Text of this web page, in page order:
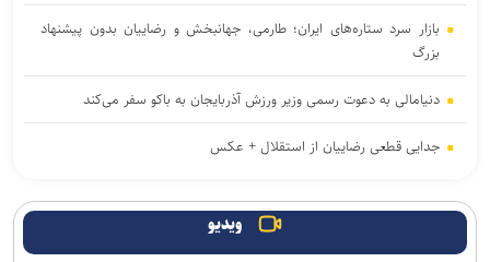
بازار سرد ستاره‌های ایران؛ طارمی، جهانبخش و رضاییان بدون پیشنهاد
بزرگ
دنیامالی به دعوت رسمی وزیر ورزش آذربایجان به باکو سفر می‌کند
جدایی قطعی رضاییان از استقلال + عکس
ابهامات یک بیانیه؛ از پاسخ مبهم فیفا در مورد اندونگ تا استعلامِ آسانی
ویدیو